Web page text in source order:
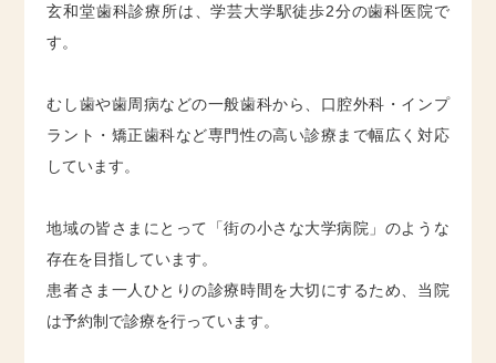
玄和堂歯科診療所は、学芸大学駅徒歩2分の歯科医院で
す。
むし歯や歯周病などの一般歯科から、口腔外科・インプ
ラント・矯正歯科など専門性の高い診療まで幅広く対応
しています。
地域の皆さまにとって「街の小さな大学病院」のような
存在を目指しています。
患者さま一人ひとりの診療時間を大切にするため、当院
は予約制で診療を行っています。